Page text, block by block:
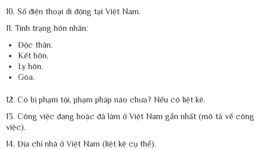
10. Số điện thoại di động tại Việt Nam.
11. Tình trạng hôn nhân:
Độc thân.
Kết hôn.
Ly hôn.
Góa.
12. Có bị phạm tội, phạm pháp nào chưa? Nếu có liệt kê.
13. Công việc đang hoặc đã làm ở Việt Nam gần nhất (mô tả về công
việc).
14. Địa chỉ nhà ở Việt Nam (liệt kê cụ thể).